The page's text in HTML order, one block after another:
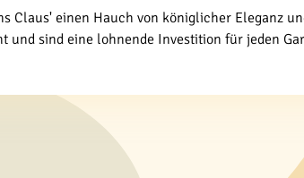
Claus' einen Hauch von königlicher Eleganz
sind eine lohnende Investition für jeden